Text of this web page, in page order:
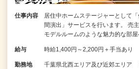
仕事内容
居住中ホームステージャーとして
間演出」サービスを行います。 売
モデルルームのような魅力的な部
給与 時給1,400円～2,200円＋手当あり
勤務地 千葉県北西エリア及び近郊エリ